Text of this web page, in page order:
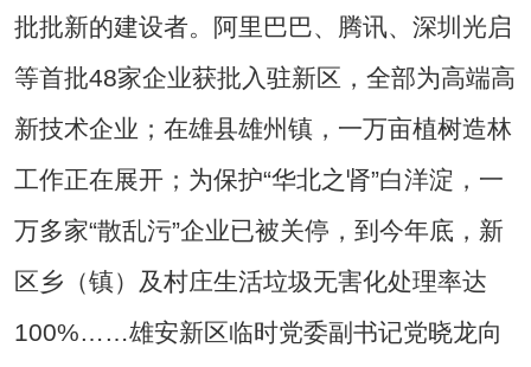
批批新的建设者。阿里巴巴、腾讯、深圳光启
等首批48家企业获批入驻新区，全部为高端高
新技术企业；在雄县雄州镇，一万亩植树造林
工作正在展开；为保护“华北之肾”白洋淀，一
万多家“散乱污”企业已被关停，到今年底，新
区乡（镇）及村庄生活垃圾无害化处理率达
100%……雄安新区临时党委副书记党晓龙向